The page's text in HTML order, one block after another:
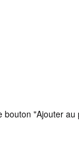
bouton "Ajouter